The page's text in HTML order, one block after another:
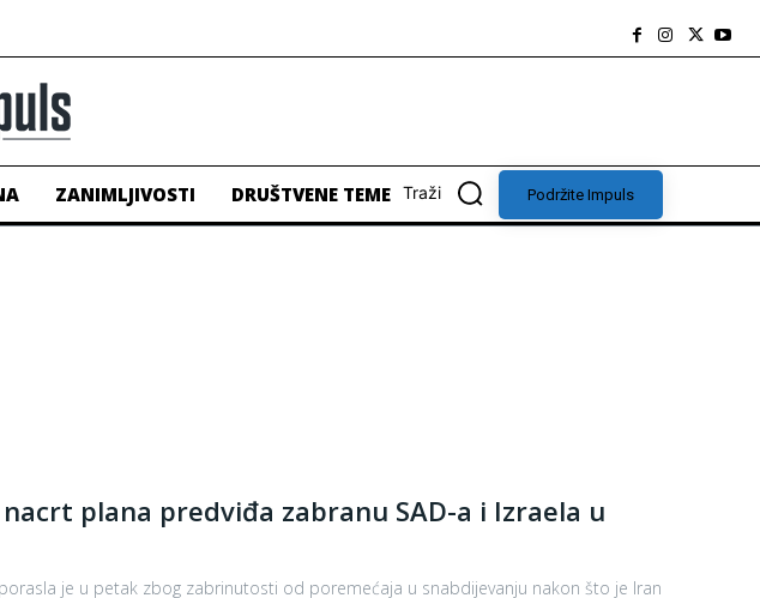
ZANIMLJIVOSTI DRUŠTVENE TEME Traži Podržite Impuls
plana predviđa zabranu SAD-a i Izraela u